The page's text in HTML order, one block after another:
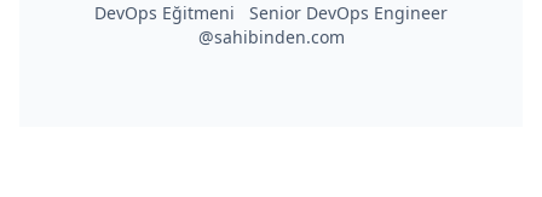
DevOps Eğitmeni Senior DevOps Engineer
@sahibinden.com